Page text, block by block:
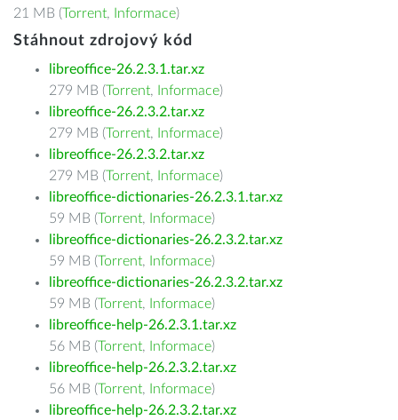
21 MB (Torrent, Informace)
Stáhnout zdrojový kód
libreoffice-26.2.3.1.tar.xz
279 MB (Torrent, Informace)
libreoffice-26.2.3.2.tar.xz
279 MB (Torrent, Informace)
libreoffice-26.2.3.2.tar.xz
279 MB (Torrent, Informace)
libreoffice-dictionaries-26.2.3.1.tar.xz
59 MB (Torrent, Informace)
libreoffice-dictionaries-26.2.3.2.tar.xz
59 MB (Torrent, Informace)
libreoffice-dictionaries-26.2.3.2.tar.xz
59 MB (Torrent, Informace)
libreoffice-help-26.2.3.1.tar.xz
56 MB (Torrent, Informace)
libreoffice-help-26.2.3.2.tar.xz
56 MB (Torrent, Informace)
libreoffice-help-26.2.3.2.tar.xz